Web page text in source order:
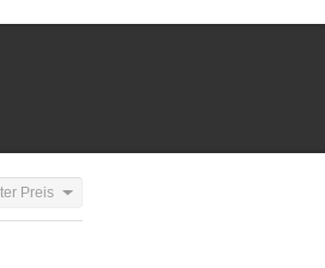
Preis